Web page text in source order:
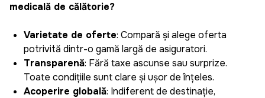
medicală de călătorie?
Varietate de oferte: Compară și alege oferta
potrivită dintr-o gamă largă de asiguratori.
Transparență: Fără taxe ascunse sau surprize.
Toate condițiile sunt clare și ușor de înțeles.
Acoperire globală: Indiferent de destinație,